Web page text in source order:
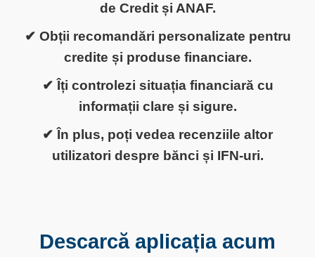
de Credit și ANAF.
✔ Obții recomandări personalizate pentru
credite și produse financiare.
✔ Îți controlezi situația financiară cu
informații clare și sigure.
✔ În plus, poți vedea recenziile altor
utilizatori despre bănci și IFN-uri.
Descarcă aplicația acum